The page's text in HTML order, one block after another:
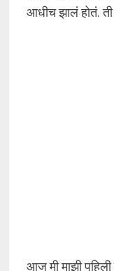
आधीच झालं होतं. ती
आज मी माझी